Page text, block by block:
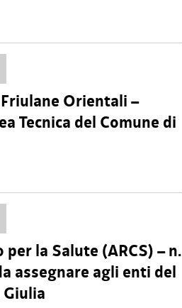
Orientali –
Tecnica del Comune di
la Salute (ARCS) – n.
assegnare agli enti del